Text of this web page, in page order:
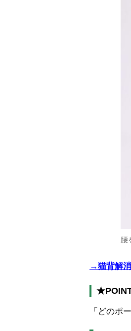
腰
→猫背解
「どのポ